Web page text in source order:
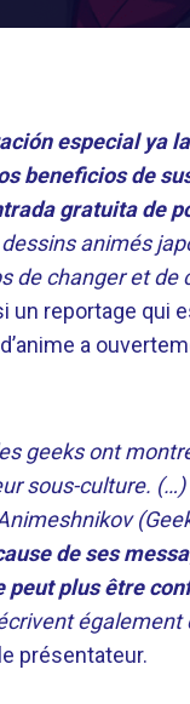
especial ya
beneficios de
gratuita de
animés
de changer et de
un reportage qui
a
geeks ont
sous-culture. (…)
de ses
peut plus être
présentateur.